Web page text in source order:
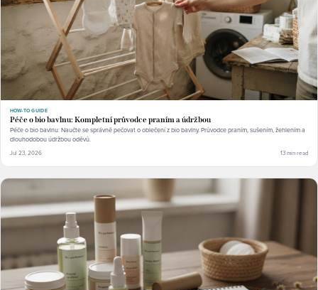
HOW-TO GUIDE
Péče o bio bavlnu: Kompletní průvodce praním a údržbou
Péče o bio bavlnu: Naučte se správně pečovat o oblečení z bio bavlny. Průvodce praním, sušením, žehlením a
dlouhodobou údržbou oděvů.
Jul 23, 2026 13 min read